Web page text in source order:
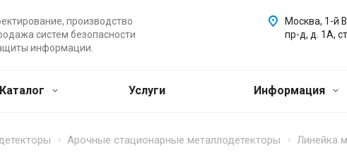
производство
систем безопасности
информации.
Москва, 1-й
пр-д, д. 1А,
Каталог Услуги Информация
Арочные стационарные металлодетекторы Линейка